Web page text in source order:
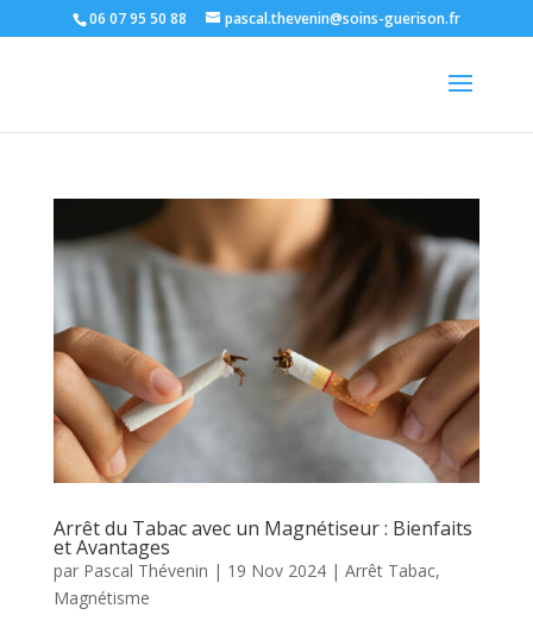
06 07 95 50 88 pascal.thevenin@soins-guerison.fr
Arrêt du Tabac avec un Magnétiseur : Bienfaits
et Avantages
par Pascal Thévenin | 19 Nov 2024| Arrêt Tabac,
Magnétisme